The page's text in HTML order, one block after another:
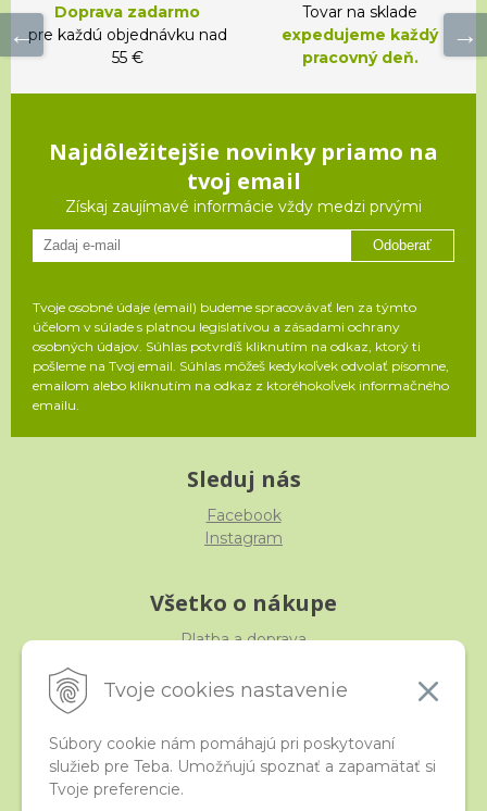
Tvoje cookies nastavenie
Súbory cookie nám pomáhajú pri poskytovaní
služieb pre Teba. Umožňujú spoznať a zapamätať si
Tvoje preferencie.
Doprava zadarmo
pre každú objednávku nad
55 €
Tovar na sklade
expedujeme každý
pracovný deň.
Najdôležitejšie novinky priamo na
tvoj email
Získaj zaujímavé informácie vždy medzi prvými
Odoberať
Tvoje osobné údaje (email) budeme spracovávať len za týmto
účelom v súlade s platnou legislatívou a zásadami ochrany
osobných údajov. Súhlas potvrdíš kliknutím na odkaz, ktorý ti
pošleme na Tvoj email. Súhlas môžeš kedykoľvek odvolať písomne,
emailom alebo kliknutím na odkaz z ktoréhokoľvek informačného
emailu.
Sleduj nás
Facebook
Instagram
Všetko o nákupe
Platba a doprava
Obchodné podmienky
iStraka